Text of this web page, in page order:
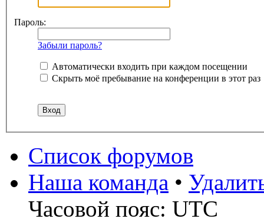
Пароль:
Забыли пароль?
Автоматически входить при каждом посещении
Скрыть моё пребывание на конференции в этот раз
Список форумов
Наша команда •
Часовой пояс: UTC